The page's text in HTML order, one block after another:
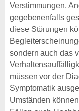
Verstimmungen,
gegebenenfalls
diese Störungen
sondern auch das
müssen vor der
Symptomatik
Umständen